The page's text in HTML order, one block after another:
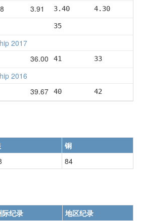
3.91 3.40      4.30
35
2017
36.00 41        33
2016
39.67 40        42
铜
84
际纪录
地区纪录